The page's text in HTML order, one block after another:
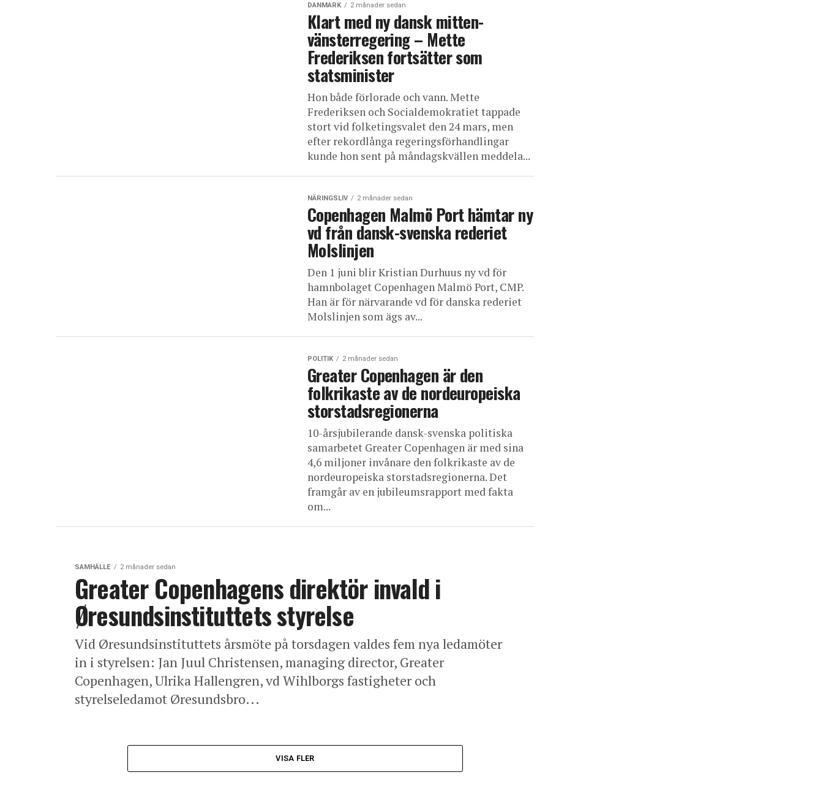
DANMARK 2 månader sedan
Klart med ny dansk mitten-
vänsterregering – Mette
Frederiksen fortsätter som
statsminister
Hon både förlorade och vann. Mette
Frederiksen och Socialdemokratiet tappade
stort vid folketingsvalet den 24 mars, men
efter rekordlånga regeringsförhandlingar
kunde hon sent på måndagskvällen meddela...
NÄRINGSLIV 2 månader sedan
Copenhagen Malmö Port hämtar ny
vd från dansk-svenska rederiet
Molslinjen
Den 1 juni blir Kristian Durhuus ny vd för
hamnbolaget Copenhagen Malmö Port, CMP.
Han är för närvarande vd för danska rederiet
Molslinjen som ägs av...
POLITIK 2 månader sedan
Greater Copenhagen är den
folkrikaste av de nordeuropeiska
storstadsregionerna
10-årsjubilerande dansk-svenska politiska
samarbetet Greater Copenhagen är med sina
4,6 miljoner invånare den folkrikaste av de
nordeuropeiska storstadsregionerna. Det
framgår av en jubileumsrapport med fakta
om...
SAMHÄLLE 2 månader sedan
Greater Copenhagens direktör invald i
Øresundsinstituttets styrelse
Vid Øresundsinstituttets årsmöte på torsdagen valdes fem nya ledamöter
in i styrelsen: Jan Juul Christensen, managing director, Greater
Copenhagen, Ulrika Hallengren, vd Wihlborgs fastigheter och
styrelseledamot Øresundsbro...
VISA FLER